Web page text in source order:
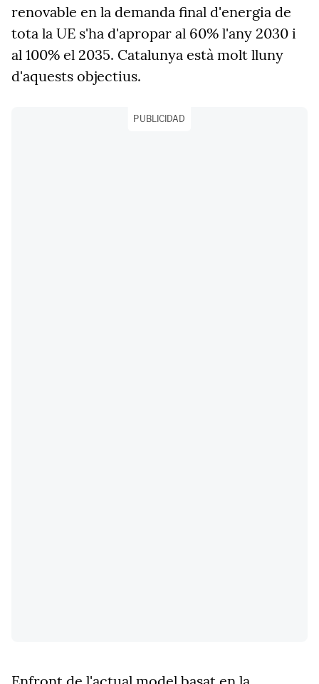
renovable en la demanda final d'energia de
tota la UE s'ha d'apropar al 60% l'any 2030 i
al 100% el 2035. Catalunya està molt lluny
d'aquests objectius.
PUBLICIDAD